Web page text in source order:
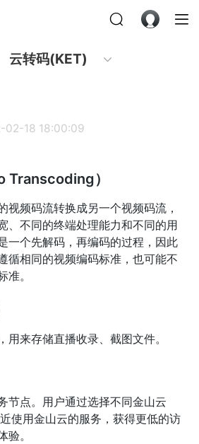
云转码(KET)
02-18 18:00:09
Transcoding）
视频码流转换成另一个视频码流，
、不同的终端处理能力和不同的用
一个先解码，再编码的过程，因此
循相同的视频编码标准，也可能不
。
用来存储直播收录、截图文件。
节点。用户通过选择不同金山云
使用金山云的服务，获得更低的访
验。